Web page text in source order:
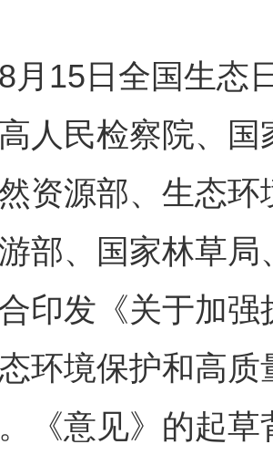
日全国生态日
人民检察院、
资源部、生态
部、国家林草
印发《关于加
环境保护和高
《意见》的起